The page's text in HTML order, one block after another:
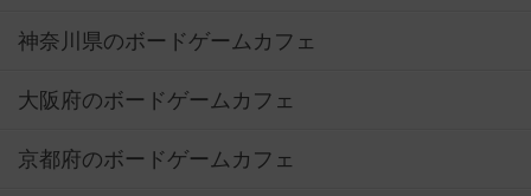
神奈川県のボードゲームカフェ
大阪府のボードゲームカフェ
京都府のボードゲームカフェ